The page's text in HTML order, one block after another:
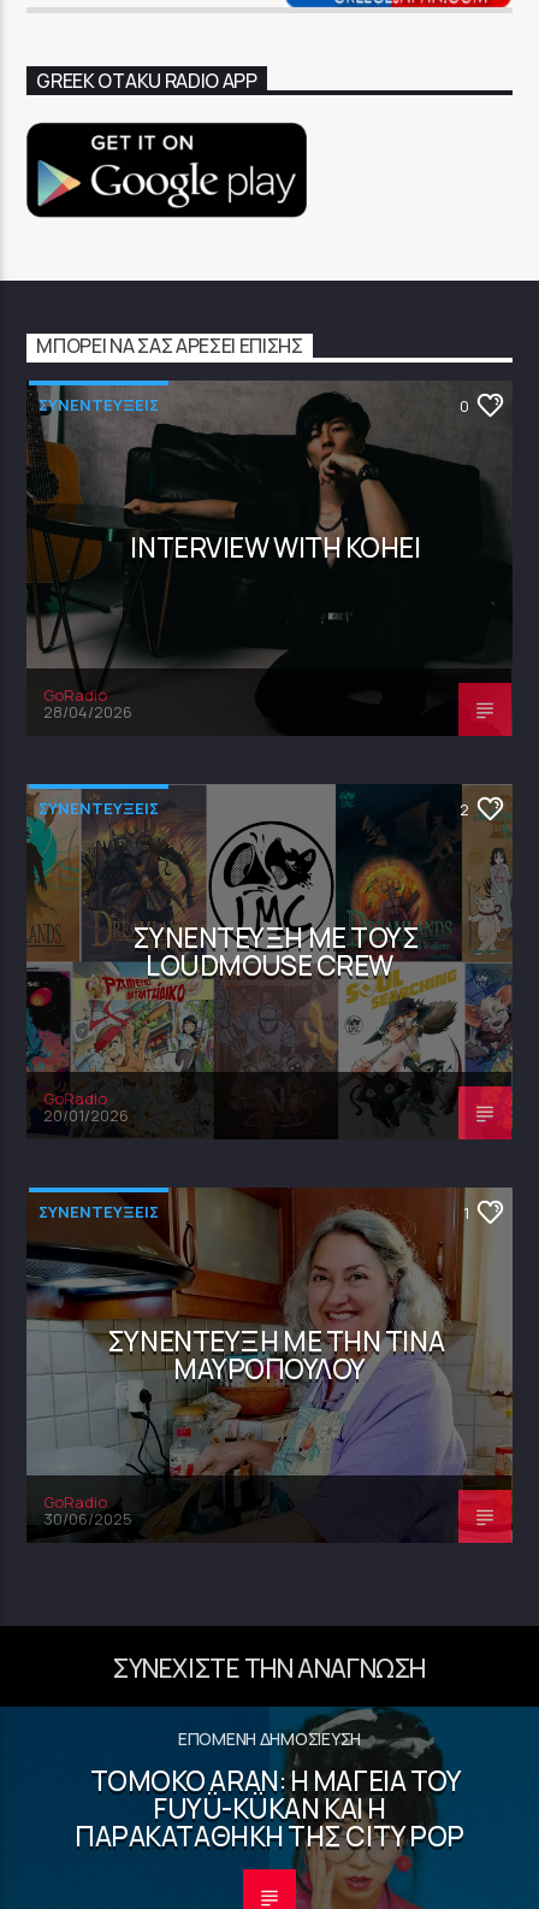
GREEK OTAKU RADIO APP
ΜΠΟΡΕΊ ΝΑ ΣΑΣ ΑΡΈΣΕΙ ΕΠΊΣΗΣ
ΣΥΝΕΝΤΕΥΞΕΙΣ 0
INTERVIEW WITH KOHEI
GoRadio
28/04/2026
ΣΥΝΕΝΤΕΥΞΕΙΣ 2
ΣΥΝΈΝΤΕΥΞΗ ΜΕ ΤΟΥΣ
LOUDMOUSE CREW
GoRadio
20/01/2026
ΣΥΝΕΝΤΕΥΞΕΙΣ 1
ΣΥΝΈΝΤΕΥΞΗ ΜΕ ΤΗΝ ΤΊΝΑ
ΜΑΥΡΟΠΟΎΛΟΥ
GoRadio
30/06/2025
ΣΥΝΕΧΊΣΤΕ ΤΗΝ ΑΝΆΓΝΩΣΗ
ΕΠΌΜΕΝΗ ΔΗΜΟΣΊΕΥΣΗ
TOMOKO ARAN: Η ΜΑΓΕΊΑ ΤΟΥ
FUYÜ-KÜKAN ΚΑΙ Η
ΠΑΡΑΚΑΤΑΘΉΚΗ ΤΗΣ CITY POP